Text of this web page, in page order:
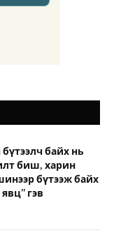
байх нь
биш, харин
бүтээж байх
гэв